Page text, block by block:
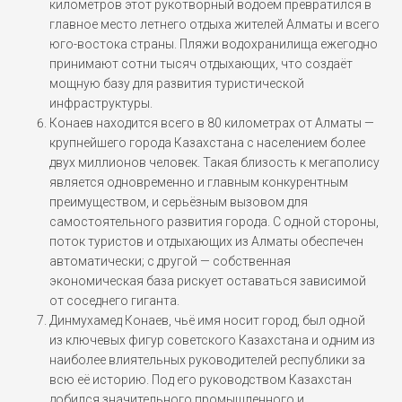
километров этот рукотворный водоём превратился в
главное место летнего отдыха жителей Алматы и всего
юго-востока страны. Пляжи водохранилища ежегодно
принимают сотни тысяч отдыхающих, что создаёт
мощную базу для развития туристической
инфраструктуры.
Конаев находится всего в 80 километрах от Алматы —
крупнейшего города Казахстана с населением более
двух миллионов человек. Такая близость к мегаполису
является одновременно и главным конкурентным
преимуществом, и серьёзным вызовом для
самостоятельного развития города. С одной стороны,
поток туристов и отдыхающих из Алматы обеспечен
автоматически; с другой — собственная
экономическая база рискует оставаться зависимой
от соседнего гиганта.
Динмухамед Конаев, чьё имя носит город, был одной
из ключевых фигур советского Казахстана и одним из
наиболее влиятельных руководителей республики за
всю её историю. Под его руководством Казахстан